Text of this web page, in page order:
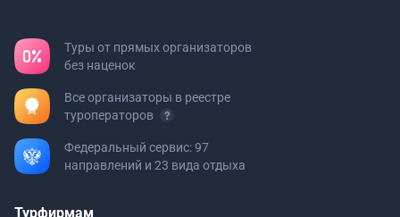
Туры от прямых организаторов
без наценок
Все организаторы в реестре
туроператоров
Федеральный сервис: 97
направлений и 23 вида отдыха
Турфирмам